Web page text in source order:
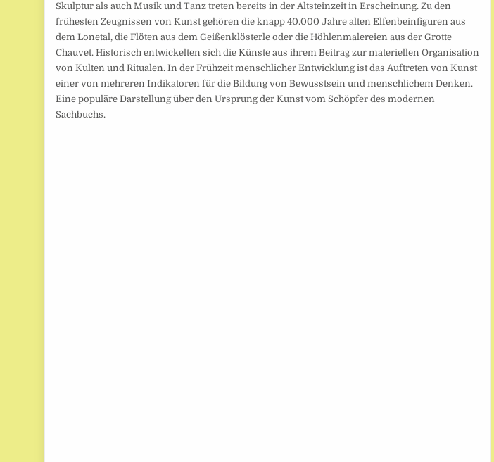
Skulptur als auch Musik und Tanz treten bereits in der Altsteinzeit in Erscheinung. Zu den
frühesten Zeugnissen von Kunst gehören die knapp 40.000 Jahre alten Elfenbeinfiguren aus
dem Lonetal, die Flöten aus dem Geißenklösterle oder die Höhlenmalereien aus der Grotte
Chauvet. Historisch entwickelten sich die Künste aus ihrem Beitrag zur materiellen Organisation
von Kulten und Ritualen. In der Frühzeit menschlicher Entwicklung ist das Auftreten von Kunst
einer von mehreren Indikatoren für die Bildung von Bewusstsein und menschlichem Denken.
Eine populäre Darstellung über den Ursprung der Kunst vom Schöpfer des modernen
Sachbuchs.